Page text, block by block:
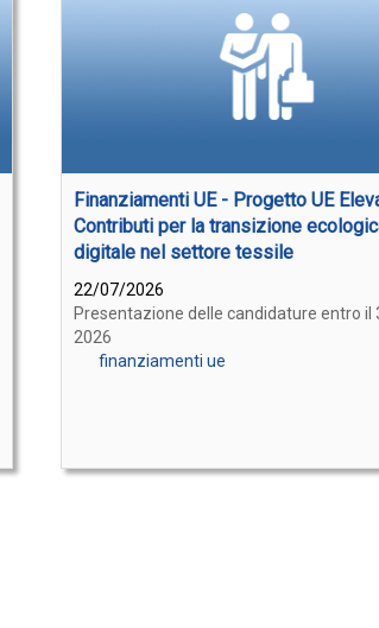
Finanziamenti UE - Progetto UE
Contributi per la transizione
digitale nel settore tessile
22/07/2026
Presentazione delle candidature entro il
2026
finanziamenti ue